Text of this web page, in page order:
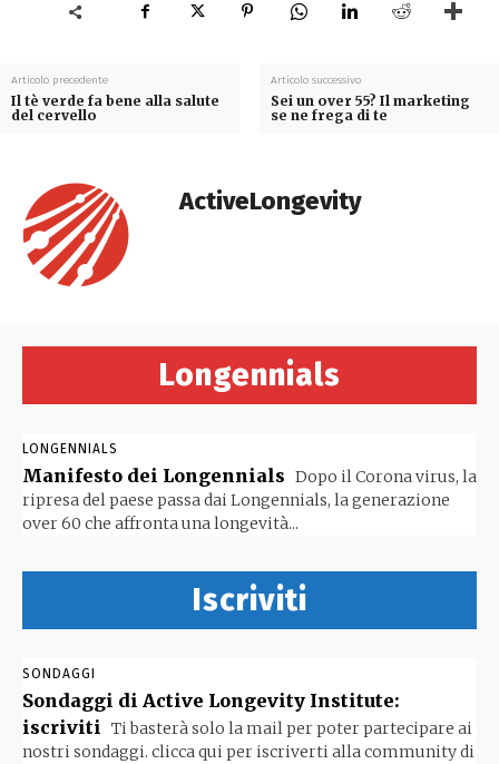
Articolo precedente
Il tè verde fa bene alla salute
del cervello
Articolo successivo
Sei un over 55? Il marketing
se ne frega di te
ActiveLongevity
Longennials
LONGENNIALS
Manifesto dei Longennials Dopo il Corona virus, la
ripresa del paese passa dai Longennials, la generazione
over 60 che affronta una longevità...
Iscriviti
SONDAGGI
Sondaggi di Active Longevity Institute:
iscriviti Ti basterà solo la mail per poter partecipare ai
nostri sondaggi. clicca qui per iscriverti alla community di